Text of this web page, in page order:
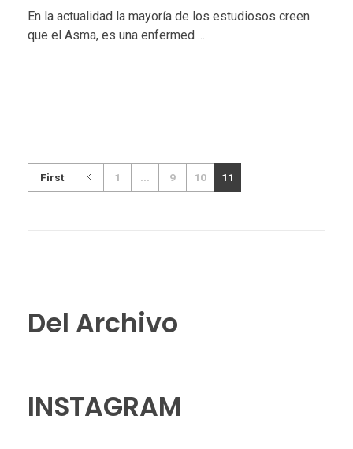
En la actualidad la mayoría de los estudiosos creen
que el Asma, es una enfermed ...
First 1 9 10 11
Del Archivo
INSTAGRAM